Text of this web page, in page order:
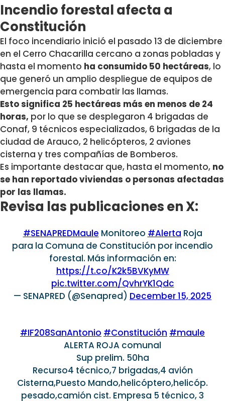
Incendio forestal afecta a
Constitución
El foco incendiario inició el pasado 13 de diciembre
en el Cerro Chacarilla cercano a zonas pobladas y
hasta el momento ha consumido 50 hectáreas, lo
que generó un amplio despliegue de equipos de
emergencia para combatir las llamas.
Esto significa 25 hectáreas más en menos de 24
horas, por lo que se desplegaron 4 brigadas de
Conaf, 9 técnicos especializados, 6 brigadas de la
ciudad de Arauco, 2 helicópteros, 2 aviones
cisterna y tres compañías de Bomberos.
Es importante destacar que, hasta el momento, no
se han reportado viviendas o personas afectadas
por las llamas.
Revisa las publicaciones en X:
#SENAPREDMaule Monitoreo #Alerta Roja
para la Comuna de Constitución por incendio
forestal. Más información en:
https://t.co/K2k5BVKyMW
pic.twitter.com/QvhrYK1Qdc
— SENAPRED (@Senapred) December 15, 2025
#IF208SanAntonio #Constitución #maule
ALERTA ROJA comunal
Sup prelim. 50ha
Recurso4 técnico,7 brigadas,4 avión
Cisterna,Puesto Mando,helicóptero,helicóp.
pesado,camión cist. Empresa 5 técnico, 3